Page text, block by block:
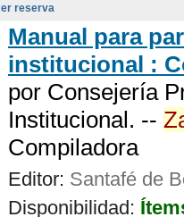
Manual para
institucional :
por Consejería
Institucional. --
Compiladora
Editor: Santafé de
Disponibilidad: